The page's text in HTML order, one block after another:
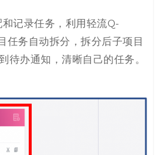
记录任务，利用轻流Q-
任务自动拆分，拆分后子项目
待办通知，清晰自己的任务。